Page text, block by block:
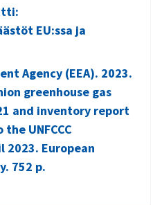
EU:ssa ja
Agency (EEA). 2023.
greenhouse gas
and inventory report
UNFCCC
2023. European
752 p.